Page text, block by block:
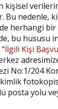
kişisel
Bu nedenle,
herhangi bir
bu hususu
İlgili Kişi
No:1/204
posta yolu